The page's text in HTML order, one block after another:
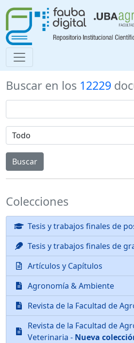
Buscar en los 12229
Colecciones
Tesis y trabajos finales de
Tesis y trabajos finales de
Artículos y Capítulos
Agronomía & Ambiente
Revista de la Facultad de
Revista de la Facultad de
Veterinaria - Nueva